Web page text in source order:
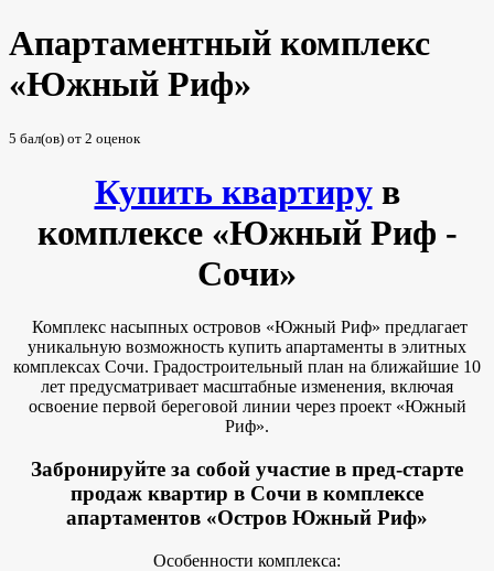
Апартаментный комплекс
«Южный Риф»
5 бал(ов) от 2 оценок
Купить квартирув
комплексе «Южный Риф -
Сочи»
Комплекс насыпных островов «Южный Риф» предлагает
уникальную возможность купить апартаменты в элитных
комплексах Сочи. Градостроительный план на ближайшие 10
лет предусматривает масштабные изменения, включая
освоение первой береговой линии через проект «Южный
Риф».
Забронируйте за собой участие в пред-старте
продаж квартир в Сочи в комплексе
апартаментов «Остров Южный Риф»
Особенности комплекса: